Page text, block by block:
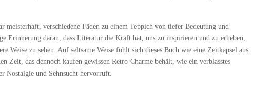
verschiedene Fäden zu einem Teppich von tiefer Bedeutung und
Erinnerung daran, dass Literatur die Kraft hat, uns zu inspirieren und zu erheben,
Weise zu sehen. Auf seltsame Weise fühlt sich dieses Buch wie eine Zeitkapsel aus
Zeit, das dennoch kaufen gewissen Retro-Charme behält, wie ein verblasstes
Nostalgie und Sehnsucht hervorruft.